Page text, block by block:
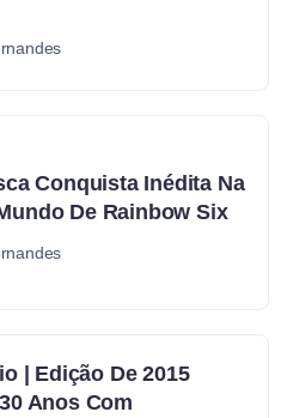
Conquista Inédita Na
De Rainbow Six
| Edição De 2015
Anos Com